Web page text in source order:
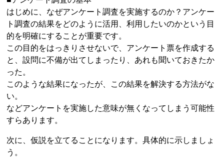
はじめに、なぜアンケート調査を実施するのか？アンケー
ト調査の結果をどのように活用、利用したいのかという目
的を明確にすることが重要です。
この目的をはっきりさせないで、アンケート票を作成する
と、設問に不備が出てしまったり、あれも聞いておきたか
った。
このような結果になったが、この結果を解決する方法がな
い。
などアンケートを実施した意味が無くなってしまう可能性
すらあります。
次に、仮説を立てることになります。具体的に示しましょ
う。